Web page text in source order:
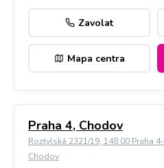
Zavolat
Mapa centra
Praha 4, Chodov
Roztylská 2321/19, 148 00 Praha 4-
Chodov